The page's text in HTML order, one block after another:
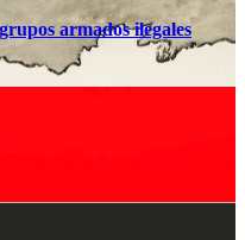
armados ilegales